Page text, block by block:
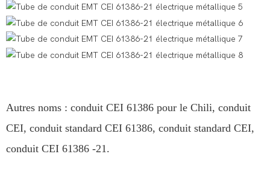
Autres noms : conduit CEI 61386 pour le Chili, conduit
CEI, conduit standard CEI 61386, conduit standard CEI,
conduit CEI 61386 -21.